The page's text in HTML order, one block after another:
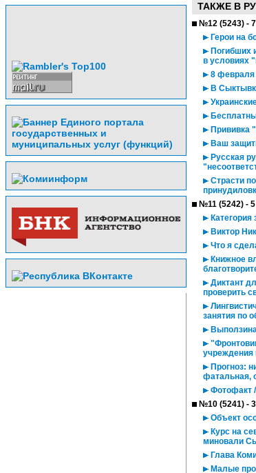
ТАКЖЕ В
№12 (5243) -
Герои на
Погибших
в условиях
8 февраля
В
Прививка
Ваш
Русская
Страсти
№11 (5242) -
Виктор
Что я
Книжное
Диктант
проверить
занятия по
учреждения
Прогноз:
фатальная,
Фотофакт
№10 (5241) -
Объект
Курс на
миновали
Глава
Малые